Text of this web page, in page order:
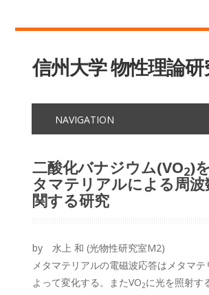
信州大学 物性理論
二酸化バナジウム(VO2)
タマテリアルによる周波
関する研究
by 水上 和 (光物性研究室M2)
メタマテリアルの電磁波応答はメタマ
よって変化する。またVO2に光を照射す